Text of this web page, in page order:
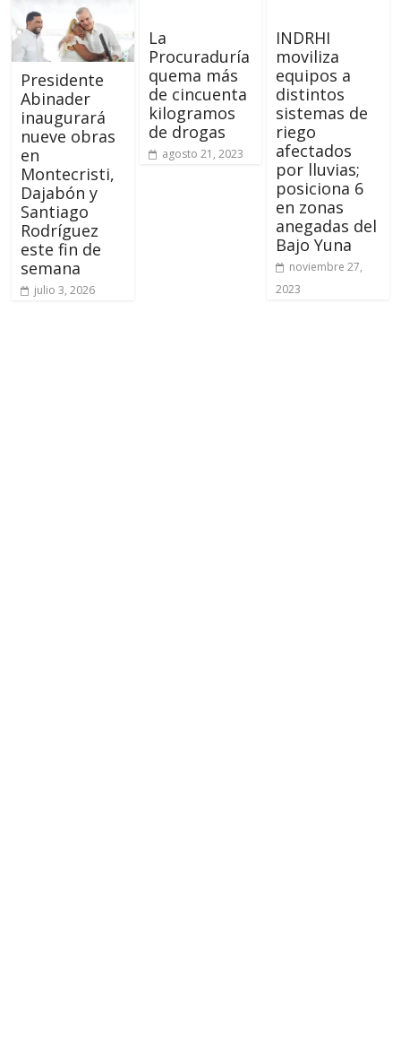
Presidente
Abinader
inaugurará
nueve obras
en
Montecristi,
Dajabón y
Santiago
Rodríguez
este fin de
semana
julio 3, 2026
La
Procuraduría
quema más
de cincuenta
kilogramos
de drogas
agosto 21, 2023
INDRHI
moviliza
equipos a
distintos
sistemas de
riego
afectados
por lluvias;
posiciona 6
en zonas
anegadas del
Bajo Yuna
noviembre 27,
2023